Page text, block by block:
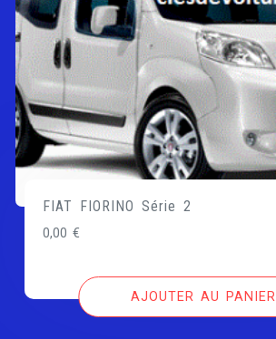
FIAT FIORINO Série 2
0,00€
AJOUTER AU PANIER